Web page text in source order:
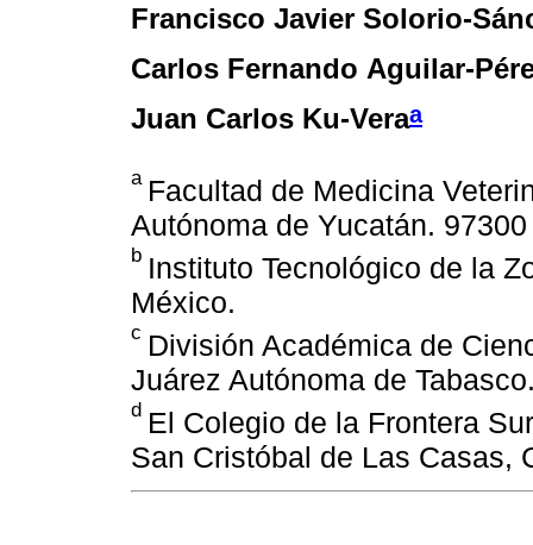
Francisco Javier Solorio-
Carlos Fernando Aguilar-
Juan Carlos Ku-Veraa
a Facultad de Medicina
Autónoma de Yucatán.
b Instituto Tecnológico de la
México.
c División Académica de
Juárez Autónoma de
d El Colegio de la Frontera
San Cristóbal de Las Casas,